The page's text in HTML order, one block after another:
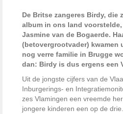
De Britse zangeres Birdy, die
album in ons land
Jasmine van de Bogaerde.
(betovergrootvader) kwamen
nog verre familie in Brugge
dan: Birdy is dus ergens een
Uit de jongste cijfers van de
Inburgerings- en
zes Vlamingen een vreemde
jongere kinderen een op de